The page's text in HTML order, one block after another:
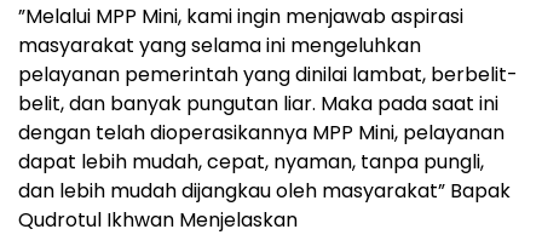
”Melalui MPP Mini, kami ingin menjawab aspirasi
masyarakat yang selama ini mengeluhkan
pelayanan pemerintah yang dinilai lambat, berbelit-
belit, dan banyak pungutan liar. Maka pada saat ini
dengan telah dioperasikannya MPP Mini, pelayanan
dapat lebih mudah, cepat, nyaman, tanpa pungli,
dan lebih mudah dijangkau oleh masyarakat” Bapak
Qudrotul Ikhwan Menjelaskan